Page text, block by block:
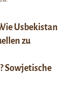
Usbekistan
zu
Sowjetische